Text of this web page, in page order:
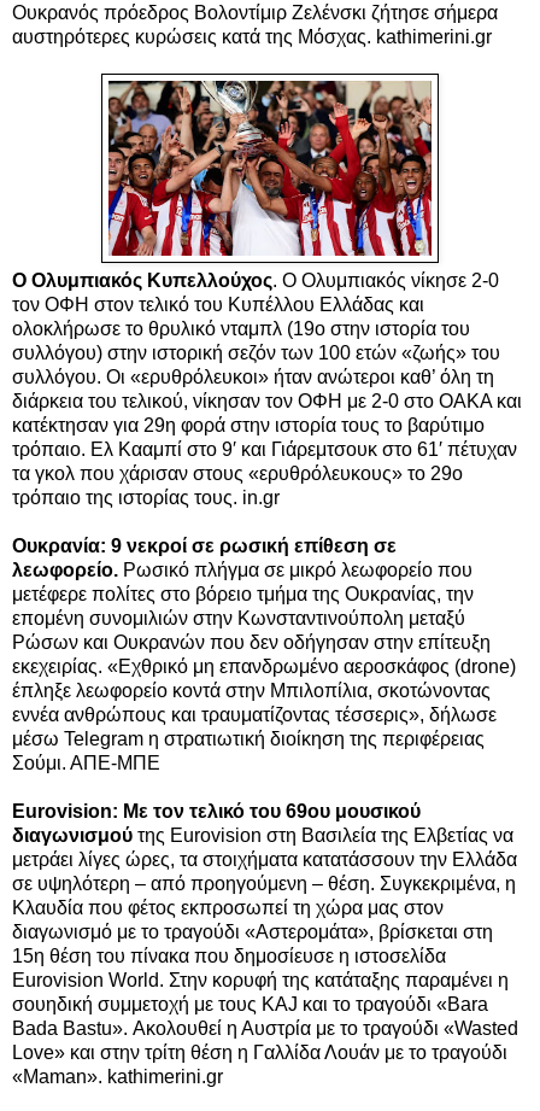
Ουκρανός πρόεδρος Βολοντίμιρ Ζελένσκι ζήτησε σήμερα
αυστηρότερες κυρώσεις κατά της Μόσχας. kathimerini.gr
Ο Ολυμπιακός Κυπελλούχος. Ο Ολυμπιακός νίκησε 2-0
τον ΟΦΗ στον τελικό του Κυπέλλου Ελλάδας και
ολοκλήρωσε το θρυλικό νταμπλ (19ο στην ιστορία του
συλλόγου) στην ιστορική σεζόν των 100 ετών «ζωής» του
συλλόγου. Οι «ερυθρόλευκοι» ήταν ανώτεροι καθ’ όλη τη
διάρκεια του τελικού, νίκησαν τον ΟΦΗ με 2-0 στο ΟΑΚΑ και
κατέκτησαν για 29η φορά στην ιστορία τους το βαρύτιμο
τρόπαιο. Ελ Κααμπί στο 9′ και Γιάρεμτσουκ στο 61′ πέτυχαν
τα γκολ που χάρισαν στους «ερυθρόλευκους» το 29ο
τρόπαιο της ιστορίας τους. in.gr
Ουκρανία: 9 νεκροί σε ρωσική επίθεση σε
λεωφορείο. Ρωσικό πλήγμα σε μικρό λεωφορείο που
μετέφερε πολίτες στο βόρειο τμήμα της Ουκρανίας, την
επομένη συνομιλιών στην Κωνσταντινούπολη μεταξύ
Ρώσων και Ουκρανών που δεν οδήγησαν στην επίτευξη
εκεχειρίας. «Εχθρικό μη επανδρωμένο αεροσκάφος (drone)
έπληξε λεωφορείο κοντά στην Μπιλοπίλια, σκοτώνοντας
εννέα ανθρώπους και τραυματίζοντας τέσσερις», δήλωσε
μέσω Telegram η στρατιωτική διοίκηση της περιφέρειας
Σούμι. ΑΠΕ-ΜΠΕ
Eurovision: Με τον τελικό του 69ου μουσικού
διαγωνισμού της Eurovision στη Βασιλεία της Ελβετίας να
μετράει λίγες ώρες, τα στοιχήματα κατατάσσουν την Ελλάδα
σε υψηλότερη – από προηγούμενη – θέση. Συγκεκριμένα, η
Κλαυδία που φέτος εκπροσωπεί τη χώρα μας στον
διαγωνισμό με το τραγούδι «Αστερομάτα», βρίσκεται στη
15η θέση του πίνακα που δημοσίευσε η ιστοσελίδα
Eurovision World. Στην κορυφή της κατάταξης παραμένει η
σουηδική συμμετοχή με τους KAJ και το τραγούδι «Bara
Bada Bastu». Ακολουθεί η Αυστρία με το τραγούδι «Wasted
Love» και στην τρίτη θέση η Γαλλίδα Λουάν με το τραγούδι
«Maman». kathimerini.gr